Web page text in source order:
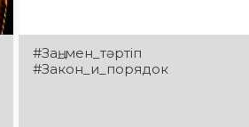
#Заң_мен_тәртіп
#Закон_и_порядок